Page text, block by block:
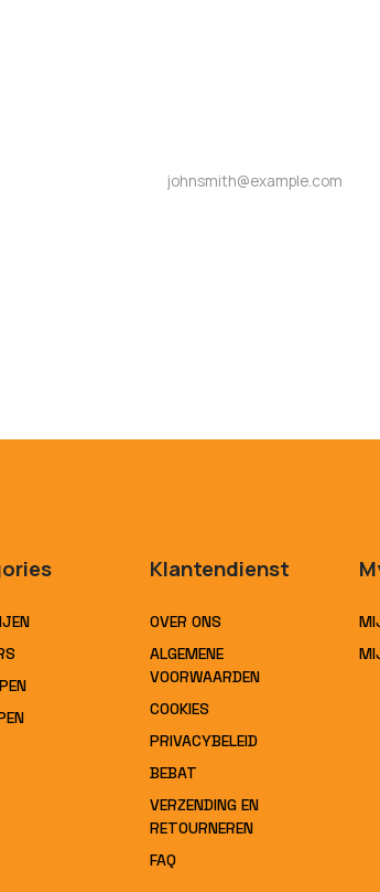
Klantendienst
OVER ONS
ALGEMENE
VOORWAARDEN
COOKIES
PRIVACYBELEID
BEBAT
VERZENDING EN
RETOURNEREN
FAQ